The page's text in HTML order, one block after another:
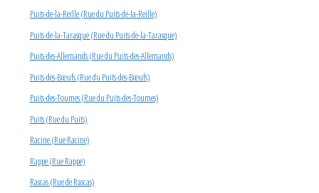
Puits-de-la-Reille (Rue du Puits-de-la-Reille)
Puits-de-la-Tarasque (Rue du Puits-de-la-Tarasque)
Puits-des-Allemands (Rue du Puits-des-Allemands)
Puits-des-Bœufs (Rue du Puits-des-Bœufs)
Puits-des-Toumes (Rue du Puits-des-Toumes)
Puits (Rue du Puits)
Racine (Rue Racine)
Rappe (Rue Rappe)
Rascas (Rue de Rascas)